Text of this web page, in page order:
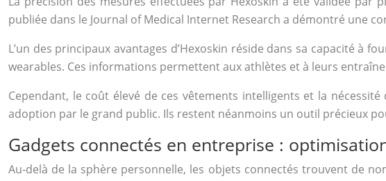
publiée dans le Journal of Medical Internet Research a démontré une
L’un des principaux avantages d’Hexoskin réside dans sa capacité
wearables. Ces informations permettent aux athlètes et à leurs
Cependant, le coût élevé de ces vêtements intelligents et la
adoption par le grand public. Ils restent néanmoins un outil précieux
Gadgets connectés en entreprise :
Au-delà de la sphère personnelle, les objets connectés trouvent de